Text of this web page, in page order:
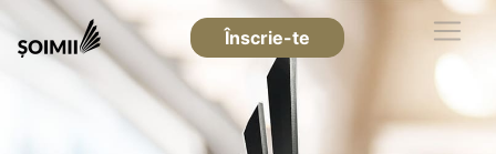
Înscrie-te